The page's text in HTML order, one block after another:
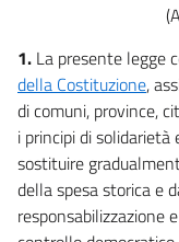
16
DEI
17
1. La presente legge
della Costituzione,
di comuni, province,
i principi di solidarietà
sostituire
della spesa storica e
responsabilizzazione